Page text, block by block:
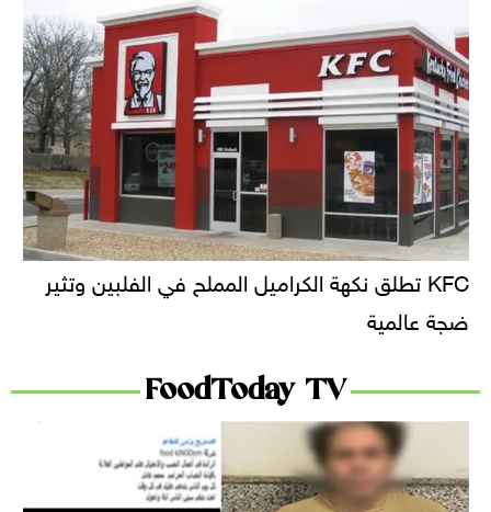
KFC تطلق نكهة الكراميل المملح في الفلبين وتثير
ضجة عالمية
FoodToday TV